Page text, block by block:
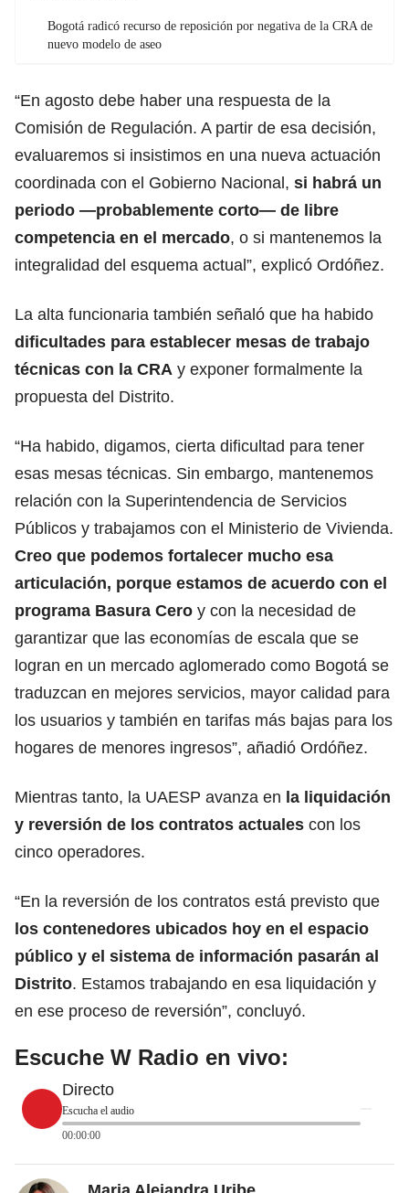
Bogotá radicó recurso de reposición por negativa de la CRA de
nuevo modelo de aseo
“En agosto debe haber una respuesta de la
Comisión de Regulación. A partir de esa decisión,
evaluaremos si insistimos en una nueva actuación
coordinada con el Gobierno Nacional, si habrá un
periodo —probablemente corto— de libre
competencia en el mercado, o si mantenemos la
integralidad del esquema actual”, explicó Ordóñez.
La alta funcionaria también señaló que ha habido
dificultades para establecer mesas de trabajo
técnicas con la CRA y exponer formalmente la
propuesta del Distrito.
“Ha habido, digamos, cierta dificultad para tener
esas mesas técnicas. Sin embargo, mantenemos
relación con la Superintendencia de Servicios
Públicos y trabajamos con el Ministerio de Vivienda.
Creo que podemos fortalecer mucho esa
articulación, porque estamos de acuerdo con el
programa Basura Cero y con la necesidad de
garantizar que las economías de escala que se
logran en un mercado aglomerado como Bogotá se
traduzcan en mejores servicios, mayor calidad para
los usuarios y también en tarifas más bajas para los
hogares de menores ingresos”, añadió Ordóñez.
Mientras tanto, la UAESP avanza en la liquidación
y reversión de los contratos actuales con los
cinco operadores.
“En la reversión de los contratos está previsto que
los contenedores ubicados hoy en el espacio
público y el sistema de información pasarán al
Distrito. Estamos trabajando en esa liquidación y
en ese proceso de reversión”, concluyó.
Escuche W Radio en vivo:
Directo
Escucha el audio
00:00:00